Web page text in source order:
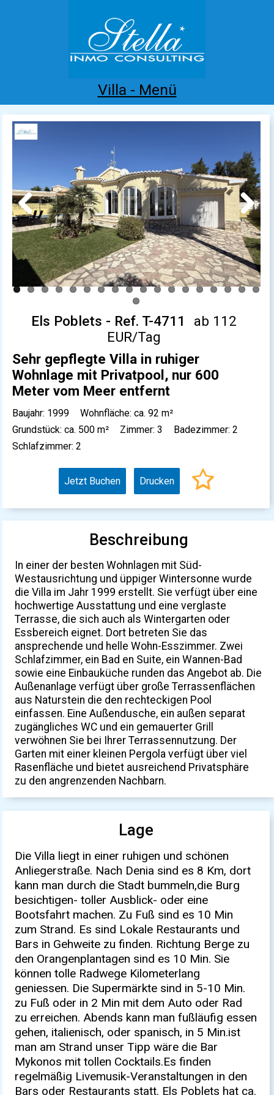
Villa - Menü
Home Costa Blanca Kaufen Mieten
Neubau
Previous Next
Els Poblets - Ref. T-4711
ab 112
EUR/Tag
Sehr gepflegte Villa in ruhiger
Wohnlage mit Privatpool, nur 600
Meter vom Meer entfernt
Baujahr: 1999
Wohnfläche: ca. 92 m²
Grundstück: ca. 500 m²
Zimmer: 3
Badezimmer: 2
Schlafzimmer: 2
Jetzt Buchen Drucken
Beschreibung
In einer der besten Wohnlagen mit Süd-
Westausrichtung und üppiger Wintersonne wurde
die Villa im Jahr 1999 erstellt. Sie verfügt über eine
hochwertige Ausstattung und eine verglaste
Terrasse, die sich auch als Wintergarten oder
Essbereich eignet. Dort betreten Sie das
ansprechende und helle Wohn-Esszimmer. Zwei
Schlafzimmer, ein Bad en Suite, ein Wannen-Bad
sowie eine Einbauküche runden das Angebot ab. Die
Außenanlage verfügt über große Terrassenflächen
aus Naturstein die den rechteckigen Pool
einfassen. Eine Außendusche, ein außen separat
zugängliches WC und ein gemauerter Grill
verwöhnen Sie bei Ihrer Terrassennutzung. Der
Garten mit einer kleinen Pergola verfügt über viel
Rasenfläche und bietet ausreichend Privatsphäre
zu den angrenzenden Nachbarn.
Lage
Die Villa liegt in einer ruhigen und schönen
Anliegerstraße. Nach Denia sind es 8 Km, dort
kann man durch die Stadt bummeln,die Burg
besichtigen- toller Ausblick- oder eine
Bootsfahrt machen. Zu Fuß sind es 10 Min
zum Strand. Es sind Lokale Restaurants und
Bars in Gehweite zu finden. Richtung Berge zu
den Orangenplantagen sind es 10 Min. Sie
können tolle Radwege Kilometerlang
geniessen. Die Supermärkte sind in 5-10 Min.
zu Fuß oder in 2 Min mit dem Auto oder Rad
zu erreichen. Abends kann man fußläufig essen
gehen, italienisch, oder spanisch, in 5 Min.ist
man am Strand unser Tipp wäre die Bar
Mykonos mit tollen Cocktails.Es finden
regelmäßig Livemusik-Veranstaltungen in den
Bars oder Restaurants statt. Els Poblets hat ca.